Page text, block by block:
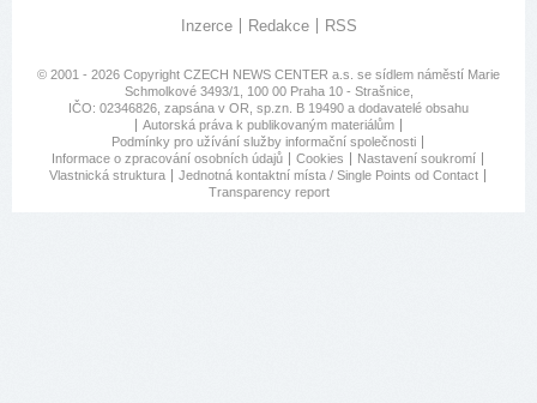
Inzerce Redakce RSS
© 2001 - 2026 Copyright CZECH NEWS CENTER a.s. se sídlem náměstí Marie
Schmolkové 3493/1, 100 00 Praha 10 - Strašnice,
IČO: 02346826, zapsána v OR, sp.zn. B 19490 a dodavatelé obsahu
Autorská práva k publikovaným materiálům
Podmínky pro užívání služby informační společnosti
Informace o zpracování osobních údajů
Cookies
Nastavení soukromí
Vlastnická struktura
Jednotná kontaktní místa / Single Points od Contact
Transparency report